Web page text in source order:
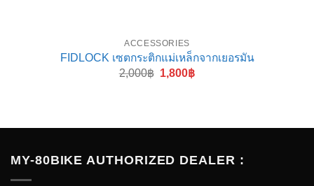
ACCESSORIES
FIDLOCK เซตกระติกแม่เหล็กจากเยอรมัน
2,000฿ Original
1,800฿Current
MY-80BIKE AUTHORIZED DEALER :